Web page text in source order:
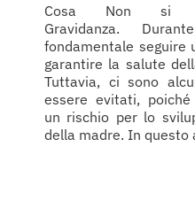
Cosa Non si
Gravidanza.
fondamentale seguire
garantire la salute
Tuttavia, ci sono
essere evitati,
un rischio per lo
della madre. In questo